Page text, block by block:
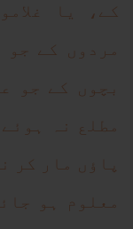
کے، یا
مردوں کے
بچوں کے جو
مطلع نہ
پاؤں مار کر
معلوم ہو